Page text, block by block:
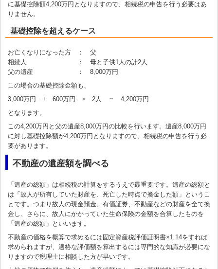
に基礎控除額4,200万円となりますので、相続税の申告を行う必要はあ
りません。
基礎控除を超えるケース
お亡くなりになった方 ： 父
相続人 ： 母と子供1人の計2人
父の遺産 ： 8,000万円
この場合の基礎控除金額も、
3,000万円 + 600万円 × 2人 ＝ 4,200万円
となります。
この4,200万円と父の遺産8,000万円の比較を行います。遺産8,000万円
に対し基礎控除額が4,200万円となりますので、相続税の申告を行う必
要があります。
不動産の遺産額を調べる
「遺産の総額」は相続税の計算をするうえで最重要です。遺産の総額と
は「故人が所有していた財産を、死亡した時点で換金した額」というこ
とです。つまり故人の現金預金、有価証券、不動産などの財産を全て換
金し、さらに、故人にかかっていた生命保険の金額を合算したものを
「遺産の総額」といいます。
不動産の価格を概算で求めるには固定資産税評価証明書×1.14をすれば
求められますが、適格な評価額を算出するには専門的な知識が必要にな
りますので税理士に相談した方が早いです。